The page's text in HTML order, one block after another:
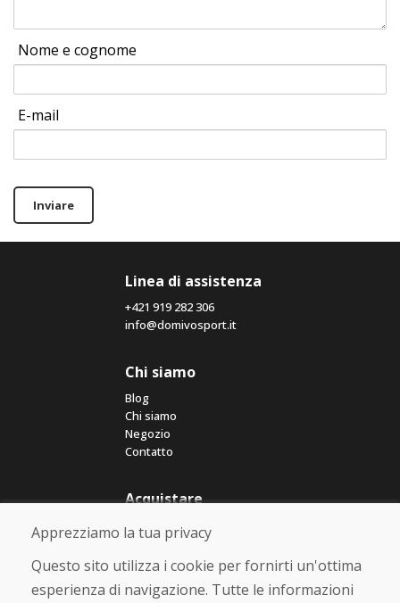
Nome e cognome
E-mail
Inviare
Linea di assistenza
+421 919 282 306
info@domivosport.it
Chi siamo
Blog
Chi siamo
Negozio
Contatto
Acquistare
Negozio online
Termini e condizioni commerciali
Spedizione e pagamento
Reso e cambio merce
Apprezziamo la tua privacy
Questo sito utilizza i cookie per fornirti un'ottima
esperienza di navigazione. Tutte le informazioni